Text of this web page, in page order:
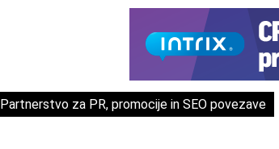
Partnerstvo za PR, promocije in SEO povezave